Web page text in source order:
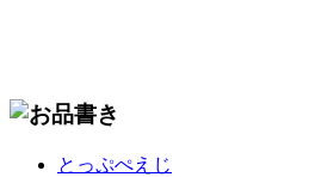
とっぷぺえじ